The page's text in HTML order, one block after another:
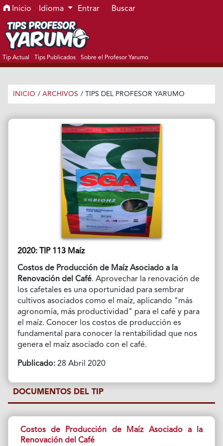
Ir al menú de navegación principal
Ir al contenido principal
Ir al pie de página del sitio
Inicio Idioma Entrar Buscar
Tip Actual Tips Publicados Sobre el Profesor Yarumo
INICIO / ARCHIVOS / TIPS DEL PROFESOR YARUMO
2020: TIP 113 Maíz
Costos de Producción de Maíz Asociado a la
Renovación del Café. Aprovechar la renovación de
los cafetales es una oportunidad para sembrar
cultivos asociados como el maíz, aplicando "más
agronomía, más productividad" para el café y para
el maíz. Conocer los costos de producción es
fundamental para conocer la rentabilidad que nos
genera el maíz asociado con el café.
Publicado:28 Abril 2020
DOCUMENTOS DEL TIP
Costos de Producción de Maíz Asociado a la
Renovación del Café